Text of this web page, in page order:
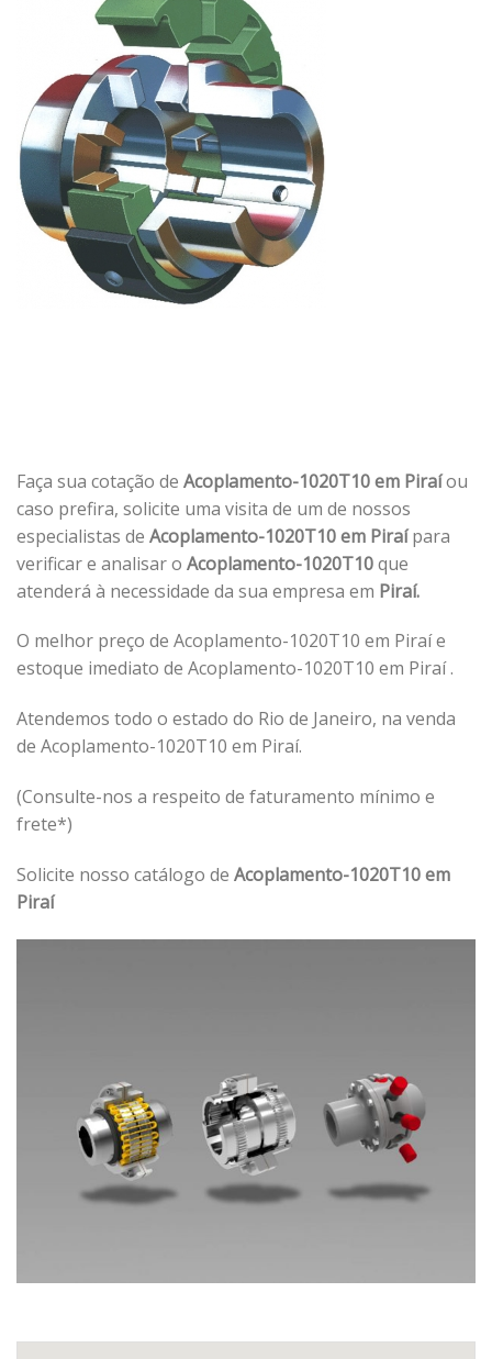
Faça sua cotação de Acoplamento-1020T10 em Piraíou
caso prefira, solicite uma visita de um de nossos
especialistas de Acoplamento-1020T10 em Piraípara
verificar e analisar o Acoplamento-1020T10que
atenderá à necessidade da sua empresa em Piraí.
O melhor preço de Acoplamento-1020T10 em Piraí e
estoque imediato de Acoplamento-1020T10 em Piraí .
Atendemos todo o estado do Rio de Janeiro, na venda
de Acoplamento-1020T10 em Piraí.
(Consulte-nos a respeito de faturamento mínimo e
frete*)
Solicite nosso catálogo de Acoplamento-1020T10 em
Piraí